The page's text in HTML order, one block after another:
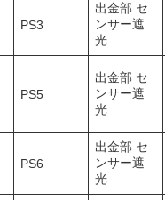
PS3
出金部 セ
ンサー遮
光
PS5
出金部 セ
ンサー遮
光
PS6
出金部 セ
ンサー遮
光